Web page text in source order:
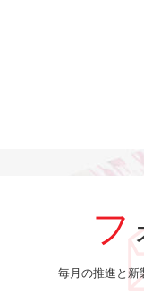
毎月の推進と